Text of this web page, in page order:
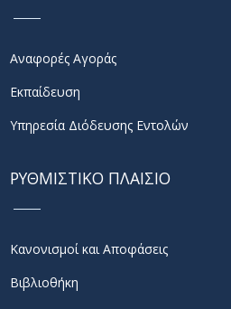
Αναφορές Αγοράς
Εκπαίδευση
Υπηρεσία Διόδευσης Εντολών
ΡΥΘΜΙΣΤΙΚΟ ΠΛΑΙΣΙΟ
Κανονισμοί και Αποφάσεις
Βιβλιοθήκη